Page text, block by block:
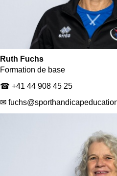
Ruth Fuchs
Formation de base
☎ +41 44 908 45 25
✉